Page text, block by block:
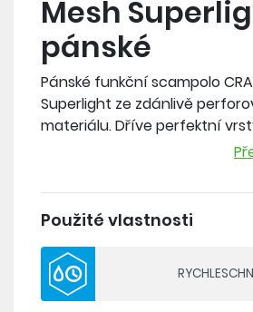
Mesh
pánské
Pánské funkční scampolo
Superlight ze zdánlivě
materiálu. Dříve perfektní
cyklistický dres, v současné
Materiál: 95% polyester, 5%
- velmi nízká gramáž
- 6-ti kanálkové vlákno rychle
Použité vlastnosti